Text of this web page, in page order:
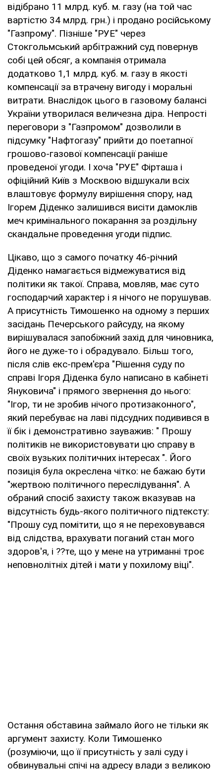
відібрано 11 млрд. куб. м. газу (на той час
вартістю 34 млрд. грн.) і продано російському
"Газпрому". Пізніше "РУЕ" через
Стокгольмський арбітражний суд повернув
собі цей обсяг, а компанія отримала
додатково 1,1 млрд. куб. м. газу в якості
компенсації за втрачену вигоду і моральні
витрати. Внаслідок цього в газовому балансі
України утворилася величезна діра. Непрості
переговори з "Газпромом" дозволили в
підсумку "Нафтогазу" прийти до поетапної
грошово-газової компенсації раніше
проведеної угоди. І хоча "РУЕ" Фірташа і
офіційний Київ з Москвою відшукали всіх
влаштовує формулу вирішення спору, над
Ігорем Діденко залишився висіти дамоклів
меч кримінального покарання за роздільну
скандальне проведення угоди підпис.
Цікаво, що з самого початку 46-річний
Діденко намагається відмежуватися від
політики як такої. Справа, мовляв, має суто
господарчий характер і я нічого не порушував.
А присутність Тимошенко на одному з перших
засідань Печерського райсуду, на якому
вирішувалася запобіжний захід для чиновника,
його не дуже-то і обрадувало. Більш того,
після слів екс-прем'єра "Рішення суду по
справі Ігоря Діденка було написано в кабінеті
Януковича" і прямого звернення до нього:
"Ігор, ти не зробив нічого протизаконного",
який перебуває на лаві підсудних подивився в
її бік і демонстративно зауважив: " Прошу
політиків не використовувати цю справу в
своїх вузьких політичних інтересах ". Його
позиція була окреслена чітко: не бажаю бути
"жертвою політичного переслідування". А
обраний спосіб захисту також вказував на
відсутність будь-якого політичного підтексту:
"Прошу суд помітити, що я не переховувався
від слідства, врахувати поганий стан мого
здоров'я, і ??те, що у мене на утриманні троє
неповнолітніх дітей і мати у похилому віці".
Остання обставина займало його не тільки як
аргумент захисту. Коли Тимошенко
(розуміючи, що її присутність у залі суду і
обвинувальні спічі на адресу влади з великою